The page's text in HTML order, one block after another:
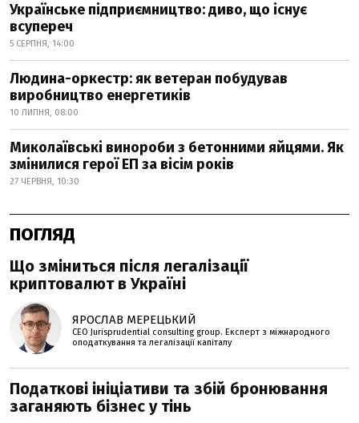
Українське підприємництво: диво, що існує
всупереч
5 СЕРПНЯ, 14:00
Людина-оркестр: як ветеран побудував
виробництво енергетиків
10 ЛИПНЯ, 08:00
Миколаївські винороби з бетонними яйцями. Як
змінилися герої ЕП за вісім років
27 ЧЕРВНЯ, 10:30
ПОГЛЯД
Що зміниться після легалізації
криптовалют в Україні
ЯРОСЛАВ МЕРЕЦЬКИЙ
CEO Jurisprudential consulting group. Експерт з міжнародного
оподаткування та легалізації капіталу
Податкові ініціативи та збій бронювання
заганяють бізнес у тінь